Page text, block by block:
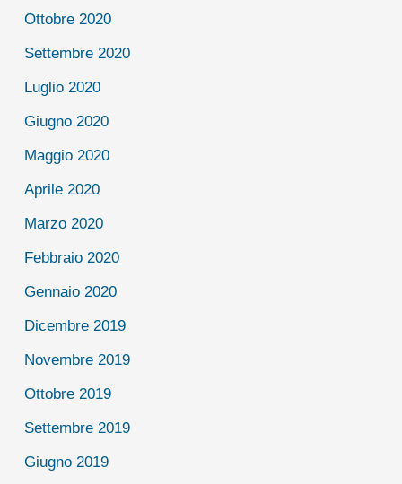
Ottobre 2020
Settembre 2020
Luglio 2020
Giugno 2020
Maggio 2020
Aprile 2020
Marzo 2020
Febbraio 2020
Gennaio 2020
Dicembre 2019
Novembre 2019
Ottobre 2019
Settembre 2019
Giugno 2019